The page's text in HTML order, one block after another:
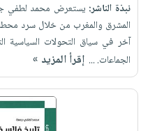
نبذة الناشر: يستعرض محمد لطفي
المشرق والمغرب من خلال سرد
آخر في سياق التحولات السياسية
الجماعات. ... إقرأ المزيد »